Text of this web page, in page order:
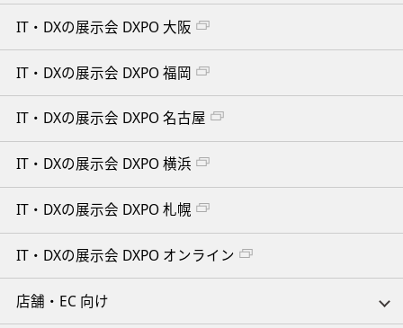
IT・DXの展示会 DXPO 大阪
IT・DXの展示会 DXPO 福岡
IT・DXの展示会 DXPO 名古屋
IT・DXの展示会 DXPO 横浜
IT・DXの展示会 DXPO 札幌
IT・DXの展示会 DXPO オンライン
店舗・EC 向け